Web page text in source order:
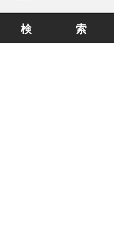
検